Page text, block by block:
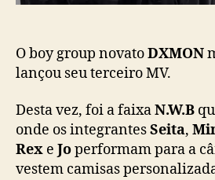
O boy group novatoDXMON
lançou seu terceiro MV.
Desta vez, foi a faixaN.W.B
onde os integrantesSeita,
Rex e Joperformam para a
vestem camisas